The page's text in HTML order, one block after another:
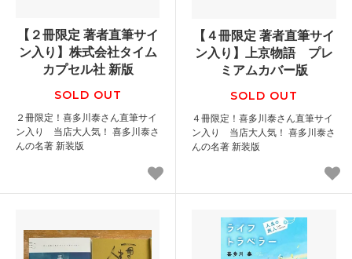
【２冊限定 著者直筆サイ
ン入り】株式会社タイム
カプセル社 新版
SOLD OUT
２冊限定！喜多川泰さん直筆サイ
ン入り 当店大人気！ 喜多川泰さ
んの名著 新装版
【４冊限定 著者直筆サイ
ン入り】上京物語 プレ
ミアムカバー版
SOLD OUT
４冊限定！喜多川泰さん直筆サイ
ン入り 当店大人気！ 喜多川泰さ
んの名著 新装版